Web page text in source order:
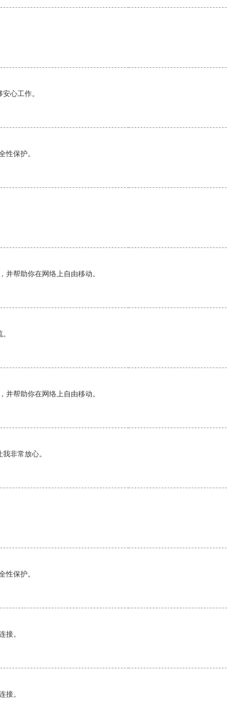
心工作。
性保护。
帮助你在网络上自由移动。
帮助你在网络上自由移动。
非常放心。
性保护。
接。
接。